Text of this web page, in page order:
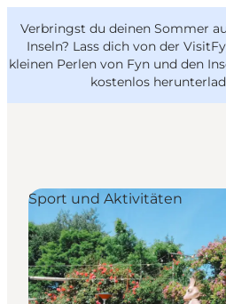
Verbringst du deinen Sommer
Inseln? Lass dich von der
kleinen Perlen von Fyn und den
kostenlos
Reise Ideen
Outdoor & bike
Essen & trinken
Übernachtung
VisitFyn
Deutsch
Sport und Aktivitäten